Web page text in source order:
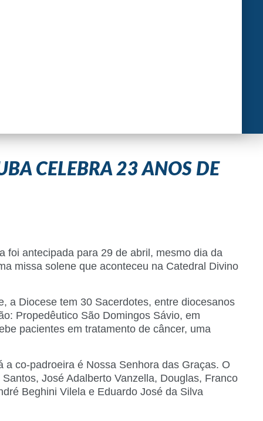
CELEBRA 23 ANOS DE
foi antecipada para 29 de abril, mesmo dia da
missa solene que aconteceu na Catedral Divino
a Diocese tem 30 Sacerdotes, entre diocesanos
Propedêutico São Domingos Sávio, em
pacientes em tratamento de câncer, uma
co-padroeira é Nossa Senhora das Graças. O
José Adalberto Vanzella, Douglas, Franco
Beghini Vilela e Eduardo José da Silva